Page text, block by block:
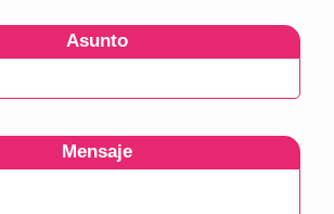
Asunto
Mensaje